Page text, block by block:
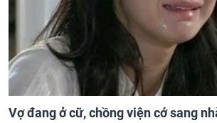
Vợ đang ở cữ, chồng viện cớ sang